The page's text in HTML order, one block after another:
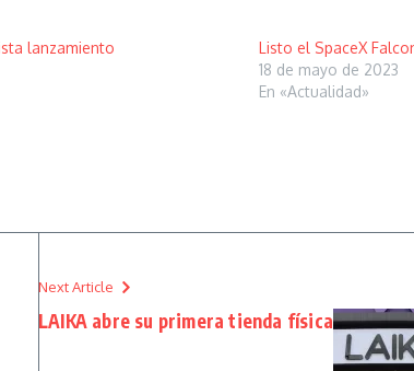
lanzamiento
Listo el SpaceX
18 de mayo de 2023
En «Actualidad»
Next Article
LAIKA abre su primera tienda física